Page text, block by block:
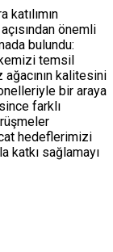
önemli
bulundu:
temsil
kalitesini
bir araya
farklı
hedeflerimizi
katkı sağlamayı